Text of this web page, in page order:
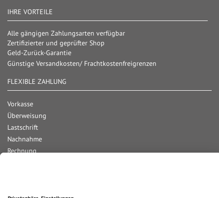
IHRE VORTEILE
Alle gängigen Zahlungsarten verfügbar
Zertifizierter und geprüfter Shop
Geld-Zurück-Garantie
Günstige Versandkosten/ Frachtkostenfreigrenzen
FLEXIBLE ZAHLUNG
Vorkasse
Überweisung
Lastschrift
Nachnahme
Rechnung